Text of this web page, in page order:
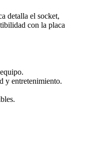
detalla el socket,
con la placa
y entretenimiento.